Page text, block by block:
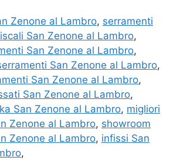
Zenone al Lambro, serramenti
San Zenone al Lambro,
San Zenone al Lambro,
San Zenone al Lambro,
San Zenone al Lambro,
San Zenone al Lambro,
San Zenone al Lambro, migliori
Zenone al Lambro, showroom
Zenone al Lambro, infissi San
,